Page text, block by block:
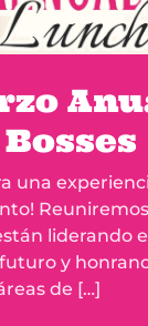
una
liderando
y
de […]